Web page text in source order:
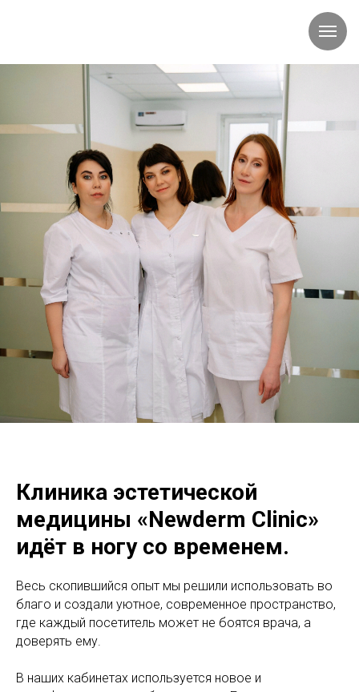
Клиника эстетической
медицины «Newderm Clinic»
идёт в ногу со временем.
Весь скопившийся опыт мы решили использовать во
благо и создали уютное, современное пространство,
где каждый посетитель может не боятся врача, а
доверять ему.
В наших кабинетах используется новое и